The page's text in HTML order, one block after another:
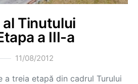
Tinutului
a III-a
11/08/2012
a treia etapă din cadrul Turului